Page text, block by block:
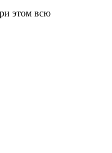
этом всю